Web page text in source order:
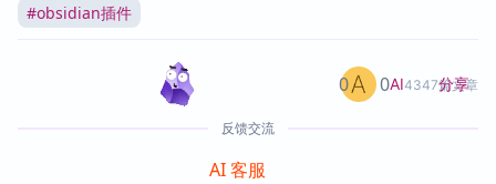
#obsidian插件
AI4347篇文章
0 0 分享
反馈交流
AI 客服